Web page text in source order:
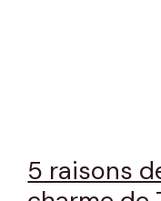
5 raisons